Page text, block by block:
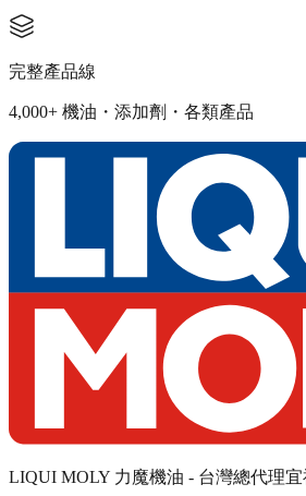
完整產品線
4,000+ 機油・添加劑・各類產品
LIQUI MOLY 力魔機油 - 台灣總代理宜